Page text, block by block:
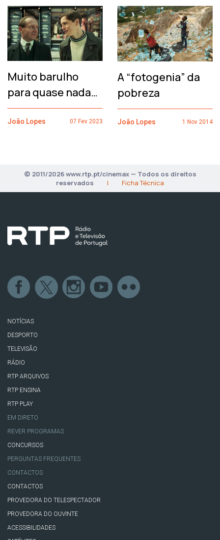
Muito barulho
para quase nada…
João Lopes 07 Fev 2023
A “fotogenia” da
pobreza
João Lopes 1 Nov 2014
© 2011/2026 www.rtp.pt/cinemax — Todos os direitos
reservados
| Ficha Técnica
NOTÍCIAS
DESPORTO
TELEVISÃO
RÁDIO
RTP ARQUIVOS
RTP ENSINA
RTP PLAY
EM DIRETO
REVER PROGRAMAS
CONCURSOS
PERGUNTAS FREQUENTES
CONTACTOS
CONTACTOS
PROVEDORA DO TELESPECTADOR
PROVEDORA DO OUVINTE
ACESSIBILIDADES